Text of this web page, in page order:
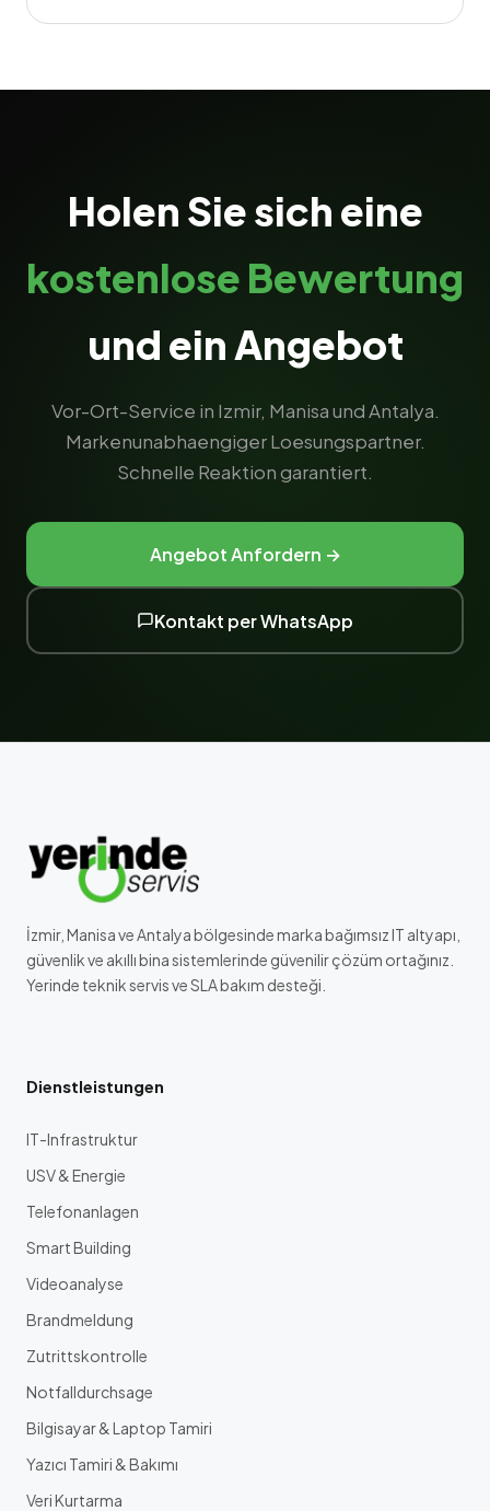
Holen Sie sich eine
kostenlose Bewertung
und ein Angebot
Vor-Ort-Service in Izmir, Manisa und Antalya.
Markenunabhaengiger Loesungspartner.
Schnelle Reaktion garantiert.
Angebot Anfordern →
Kontakt per WhatsApp
İzmir, Manisa ve Antalya bölgesinde marka bağımsız IT altyapı,
güvenlik ve akıllı bina sistemlerinde güvenilir çözüm ortağınız.
Yerinde teknik servis ve SLA bakım desteği.
Dienstleistungen
IT-Infrastruktur
USV & Energie
Telefonanlagen
Smart Building
Videoanalyse
Brandmeldung
Zutrittskontrolle
Notfalldurchsage
Bilgisayar & Laptop Tamiri
Yazıcı Tamiri & Bakımı
Veri Kurtarma